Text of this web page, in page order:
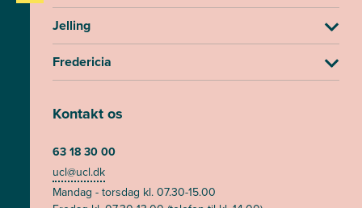
Jelling
Fredericia
Kontakt os
63 18 30 00
ucl@ucl.dk
Mandag - torsdag kl. 07.30-15.00